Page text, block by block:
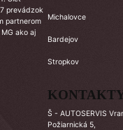
prevádzok
partnerom
ako aj
Michalovce
Bardejov
Stropkov
Š - AUTOSERVIS
Požiarnická 5,